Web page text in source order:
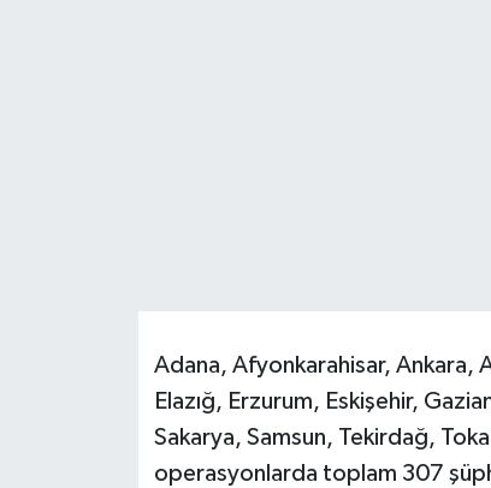
Adana, Afyonkarahisar, Ankara,
Elazığ, Erzurum, Eskişehir,
Sakarya, Samsun, Tekirdağ,
operasyonlarda toplam 307
Tarihi Yapılarımız